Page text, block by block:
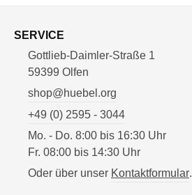
SERVICE
Gottlieb-Daimler-Straße 1
59399 Olfen
shop@huebel.org
+49 (0) 2595 - 3044
Mo. - Do. 8:00 bis 16:30 Uhr
Fr. 08:00 bis 14:30 Uhr
Oder über unser Kontaktformular.